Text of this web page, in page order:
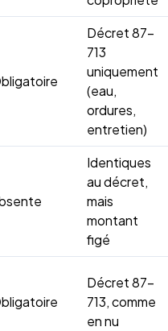
Décret 87-
713
uniquement
(eau,
ordures,
entretien)
Identiques
au décret,
mais
montant
figé
Décret 87-
713, comme
en nu